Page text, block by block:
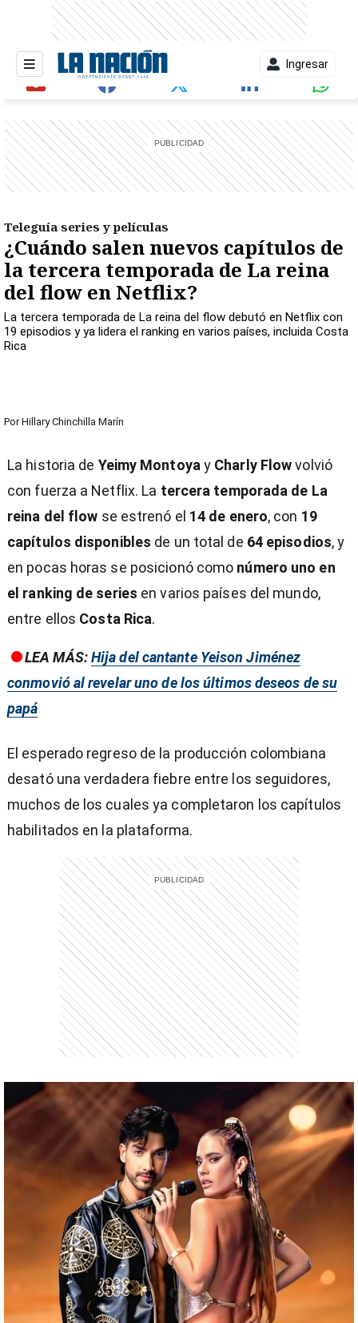
Ingresar
Teleguía series y películas
¿Cuándo salen nuevos capítulos de
la tercera temporada de La reina
del flow en Netflix?
La tercera temporada de La reina del flow debutó en Netflix con
19 episodios y ya lidera el ranking en varios países, incluida Costa
Rica
Por Hillary Chinchilla Marín
La historia de Yeimy Montoya y Charly Flowvolvió
con fuerza a Netflix. La tercera temporada de La
reina del flow se estrenó el 14 de enero, con 19
capítulos disponibles de un total de 64 episodios, y
en pocas horas se posicionó como número uno en
el ranking de series en varios países del mundo,
entre ellos Costa Rica.
LEA MÁS:Hija del cantante Yeison Jiménez
conmovió al revelar uno de los últimos deseos de su
papá
El esperado regreso de la producción colombiana
desató una verdadera fiebre entre los seguidores,
muchos de los cuales ya completaron los capítulos
habilitados en la plataforma.